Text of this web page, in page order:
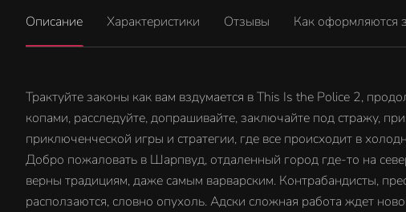
Описание Характеристики Отзывы Как оформляются
Трактуйте законы как вам вздумается в This Is the Police 2,
копами, расследуйте, допрашивайте, заключайте под стражу,
приключенческой игры и стратегии, где все происходит в
Добро пожаловать в Шарпвуд, отдаленный город где-то на
верны традициям, даже самым варварским. Контрабандисты,
расползаются, словно опухоль. Адски сложная работа ждет